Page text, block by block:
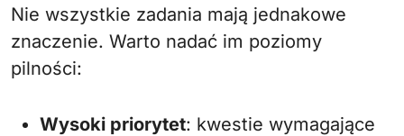
Nie wszystkie zadania mają jednakowe
znaczenie. Warto nadać im poziomy
pilności:
Wysoki priorytet: kwestie wymagające